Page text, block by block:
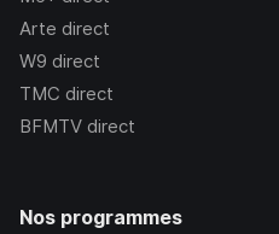
Arte direct
W9 direct
TMC direct
BFMTV direct
Nos programmes